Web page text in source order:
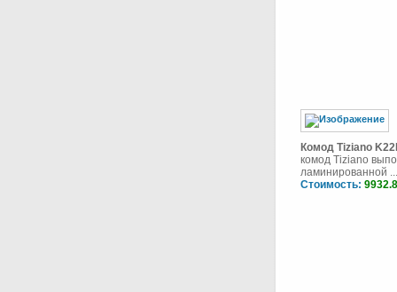
Комод Tiziano
комод Tiziano
ламинированной ...
Стоимость: